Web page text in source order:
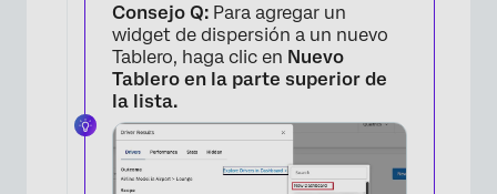
Consejo Q: Para agregar un
widget de dispersión a un nuevo
Tablero, haga clic en Nuevo
Tablero en la parte superior de
la lista.